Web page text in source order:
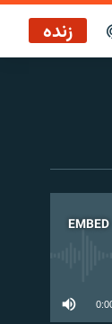
زنده
۲۲
EMBED